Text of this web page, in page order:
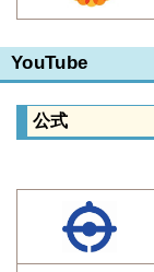
YouTube
公式